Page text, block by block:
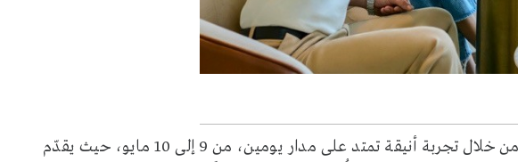
يحتفل فندق العنوان كريك هاربر بيوم الأم من خلال تجربة أنيقة تمتد على مدار يومين، من 9 إلى 10 مايو، حيث يقدّم